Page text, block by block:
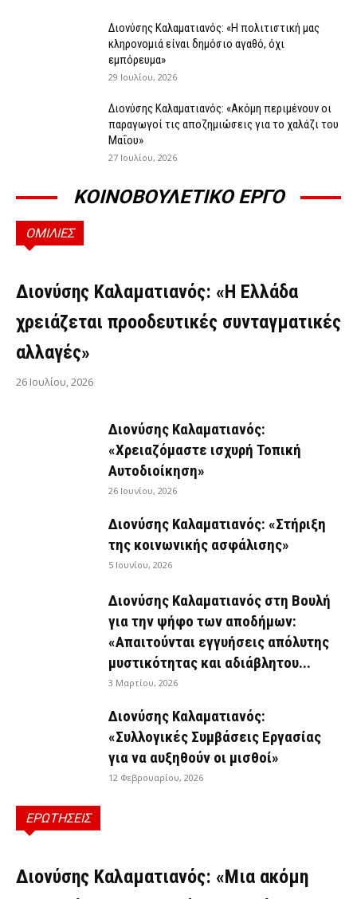
Διονύσης Καλαματιανός: «Η πολιτιστική μας
κληρονομιά είναι δημόσιο αγαθό, όχι
εμπόρευμα»
29 Ιουλίου, 2026
Διονύσης Καλαματιανός: «Ακόμη περιμένουν οι
παραγωγοί τις αποζημιώσεις για το χαλάζι του
Μαΐου»
27 Ιουλίου, 2026
ΚΟΙΝΟΒΟΥΛΕΤΙΚΟ ΕΡΓΟ
ΟΜΙΛΙΕΣ
ΟΜΙΛΊΕΣ
Διονύσης Καλαματιανός: «Η Ελλάδα
χρειάζεται προοδευτικές συνταγματικές
αλλαγές»
26 Ιουλίου, 2026
Διονύσης Καλαματιανός:
«Χρειαζόμαστε ισχυρή Τοπική
Αυτοδιοίκηση»
26 Ιουνίου, 2026
Διονύσης Καλαματιανός: «Στήριξη
της κοινωνικής ασφάλισης»
5 Ιουνίου, 2026
Διονύσης Καλαματιανός στη Βουλή
για την ψήφο των αποδήμων:
«Απαιτούνται εγγυήσεις απόλυτης
μυστικότητας και αδιάβλητου...
3 Μαρτίου, 2026
Διονύσης Καλαματιανός:
«Συλλογικές Συμβάσεις Εργασίας
για να αυξηθούν οι μισθοί»
12 Φεβρουαρίου, 2026
ΕΡΩΤΗΣΕΙΣ
ΕΡΩΤΉΣΕΙΣ
Διονύσης Καλαματιανός: «Μια ακόμη